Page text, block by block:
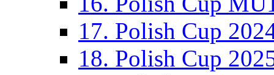
17. Polish Cup
18. Polish Cup